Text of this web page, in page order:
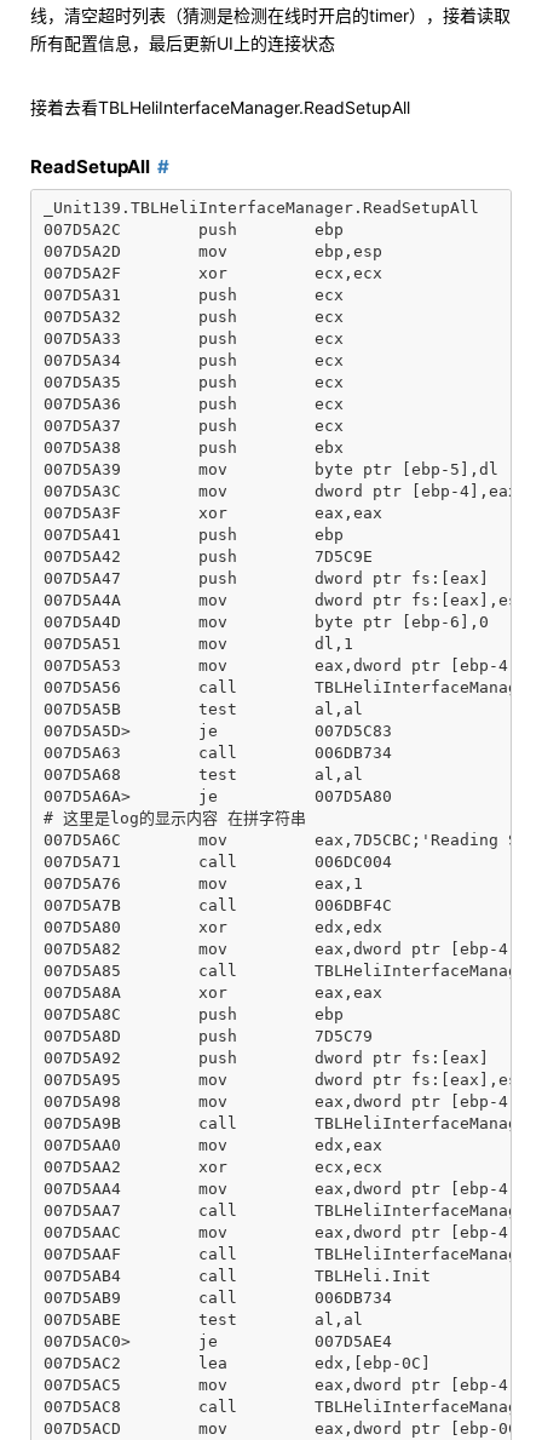
线，清空超时列表（猜测是检测在线时开启的timer），接着读取
所有配置信息，最后更新UI上的连接状态
接着去看TBLHeliInterfaceManager.ReadSetupAll
ReadSetupAll
_Unit139.TBLHeliInterfaceManager.ReadSetupAll
007D5A2C        push        ebp
007D5A2D        mov         ebp,esp
007D5A2F        xor         ecx,ecx
007D5A31        push        ecx
007D5A32        push        ecx
007D5A33        push        ecx
007D5A34        push        ecx
007D5A35        push        ecx
007D5A36        push        ecx
007D5A37        push        ecx
007D5A38        push        ebx
007D5A39        mov         byte ptr [ebp-5],dl
007D5A3C        mov         dword ptr [ebp-4],eax
007D5A3F        xor         eax,eax
007D5A41        push        ebp
007D5A42        push        7D5C9E
007D5A47        push        dword ptr fs:[eax]
007D5A4A        mov         dword ptr fs:[eax],esp
007D5A4D        mov         byte ptr [ebp-6],0
007D5A51        mov         dl,1
007D5A53        mov         eax,dword ptr [ebp-4]
007D5A56        call
007D5A5B        test        al,al
007D5A5D>       je          007D5C83
007D5A63        call        006DB734
007D5A68        test        al,al
007D5A6A>       je          007D5A80
# 这里是log的显示内容 在拼字符串
007D5A6C        mov         eax,7D5CBC;'Reading
007D5A71        call        006DC004
007D5A76        mov         eax,1
007D5A7B        call        006DBF4C
007D5A80        xor         edx,edx
007D5A82        mov         eax,dword ptr [ebp-4]
007D5A85        call
007D5A8A        xor         eax,eax
007D5A8C        push        ebp
007D5A8D        push        7D5C79
007D5A92        push        dword ptr fs:[eax]
007D5A95        mov         dword ptr fs:[eax],esp
007D5A98        mov         eax,dword ptr [ebp-4]
007D5A9B        call
007D5AA0        mov         edx,eax
007D5AA2        xor         ecx,ecx
007D5AA4        mov         eax,dword ptr [ebp-4]
007D5AA7        call
007D5AAC        mov         eax,dword ptr [ebp-4]
007D5AAF        call
007D5AB4        call        TBLHeli.Init
007D5AB9        call        006DB734
007D5ABE        test        al,al
007D5AC0>       je          007D5AE4
007D5AC2        lea         edx,[ebp-0C]
007D5AC5        mov         eax,dword ptr [ebp-4]
007D5AC8        call
007D5ACD        mov         eax,dword ptr [ebp-0C]